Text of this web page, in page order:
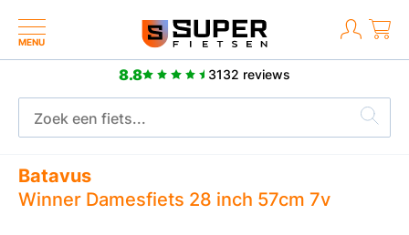
MENU
8.8 3132 reviews
Meer dan 2500 positieve reviews
Batavus
Winner Damesfiets 28 inch 57cm 7v